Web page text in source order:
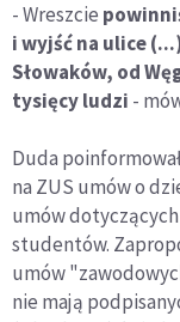
- Wreszcie
i wyjść na ulice
Słowaków, od
tysięcy ludzi -
Duda
na ZUS umów o
umów
studentów.
umów
nie mają